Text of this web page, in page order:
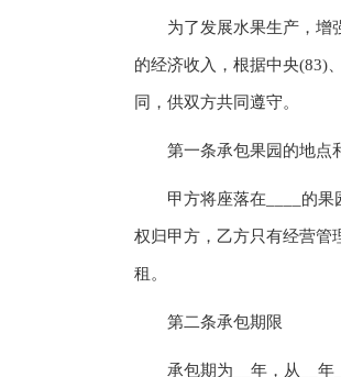
为了发展水果生产，增强
的经济收入，根据中央(83)
同，供双方共同遵守。
第一条承包果园的地点
甲方将座落在____的果
权归甲方，乙方只有经营管
租。
第二条承包期限
承包期为__年，从__年